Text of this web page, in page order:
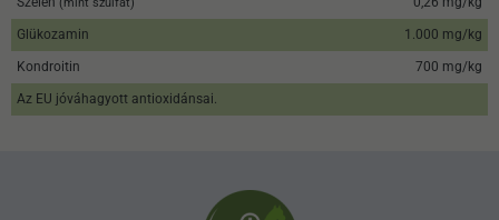
Glükozamin 1.000 mg/kg
Kondroitin 700 mg/kg
Az EU jóváhagyott antioxidánsai.